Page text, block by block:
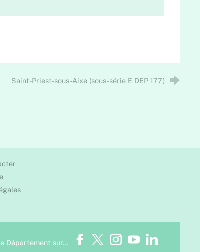
Saint-Priest-sous-Aixe (sous-série E DEP 177)
Département sur…
Facebook
TwitterInstagram
Youtube